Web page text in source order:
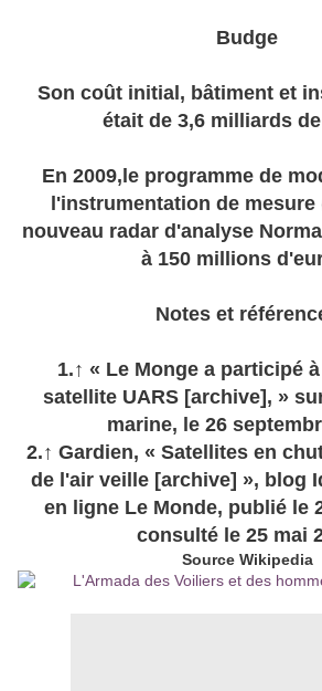
Budge
Son coût initial, bâtiment et
était de 3,6 milliards
En 2009,le programme de
l'instrumentation de
nouveau radar d'analyse
à 150 millions
Notes et
1.↑ « Le Monge a participé
satellite UARS [archive], »
marine, le 26
2.↑ Gardien, « Satellites en
de l'air veille [archive] », blog
en ligne Le Monde, publié le
consulté le 25 mai
Source Wikipedia